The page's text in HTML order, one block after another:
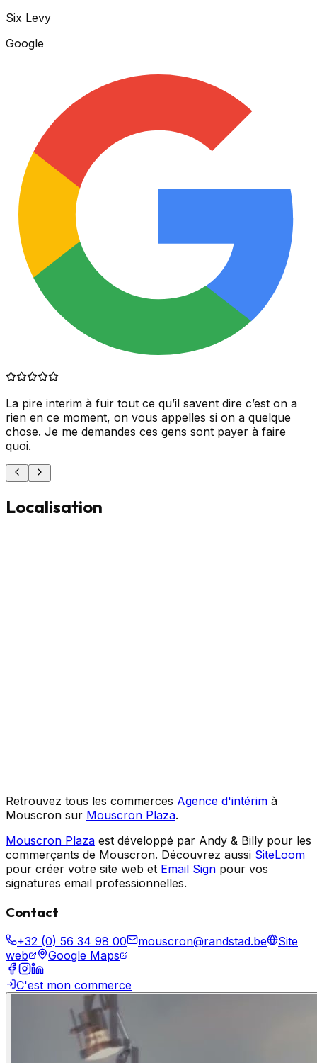
Six Levy
Google
La pire interim à fuir tout ce qu’il savent dire c’est on a
rien en ce moment, on vous appelles si on a quelque
chose. Je me demandes ces gens sont payer à faire
quoi.
Localisation
Retrouvez tous les commerces Agence d'intérim à
Mouscron sur Mouscron Plaza.
Mouscron Plaza est développé par Andy & Billy pour les
commerçants de Mouscron. Découvrez aussi SiteLoom
pour créer votre site web et Email Sign pour vos
signatures email professionnelles.
Contact
+32 (0) 56 34 98 00 mouscron@randstad.be
Site
web
Google Maps
C'est mon commerce